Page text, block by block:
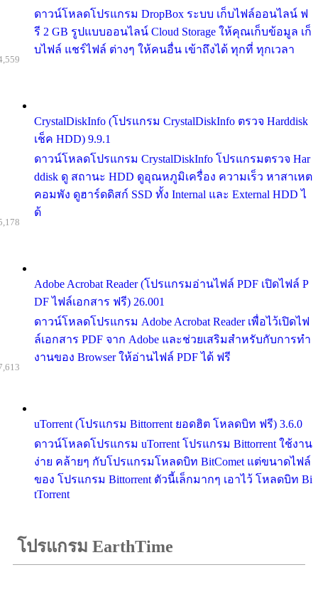
ดาวน์โหลดโปรแกรม DropBox ระบบ เก็บไฟล์ออนไลน์ ฟ
รี 2 GB รูปแบบออนไลน์ Cloud Storage ให้คุณเก็บข้อมูล เก็
บไฟล์ แชร์ไฟล์ ต่างๆ ให้คนอื่น เข้าถึงได้ ทุกที่ ทุกเวลา
CrystalDiskInfo (โปรแกรม CrystalDiskInfo ตรวจ Harddisk
เช็ค HDD) 9.9.1
ดาวน์โหลดโปรแกรม CrystalDiskInfo โปรแกรมตรวจ Har
ddisk ดู สถานะ HDD ดูอุณหภูมิเครื่อง ความเร็ว หาสาเหต
คอมพัง ดูฮาร์ดดิสก์ SSD ทั้ง Internal และ External HDD ไ
ด้
Adobe Acrobat Reader (โปรแกรมอ่านไฟล์ PDF เปิดไฟล์ P
DF ไฟล์เอกสาร ฟรี) 26.001
ดาวน์โหลดโปรแกรม Adobe Acrobat Reader เพื่อไว้เปิดไฟ
ล์เอกสาร PDF จาก Adobe และช่วยเสริมสำหรับกับการทำ
งานของ Browser ให้อ่านไฟล์ PDF ได้ ฟรี
uTorrent (โปรแกรม Bittorrent ยอดฮิต โหลดบิท ฟรี) 3.6.0
ดาวน์โหลดโปรแกรม uTorrent โปรแกรม Bittorrent ใช้งาน
ง่าย คล้ายๆ กับโปรแกรมโหลดบิท BitComet แต่ขนาดไฟล์
ของ โปรแกรม Bittorrent ตัวนี้เล็กมากๆ เอาไว้ โหลดบิท Bi
tTorrent
โปรแกรม EarthTime